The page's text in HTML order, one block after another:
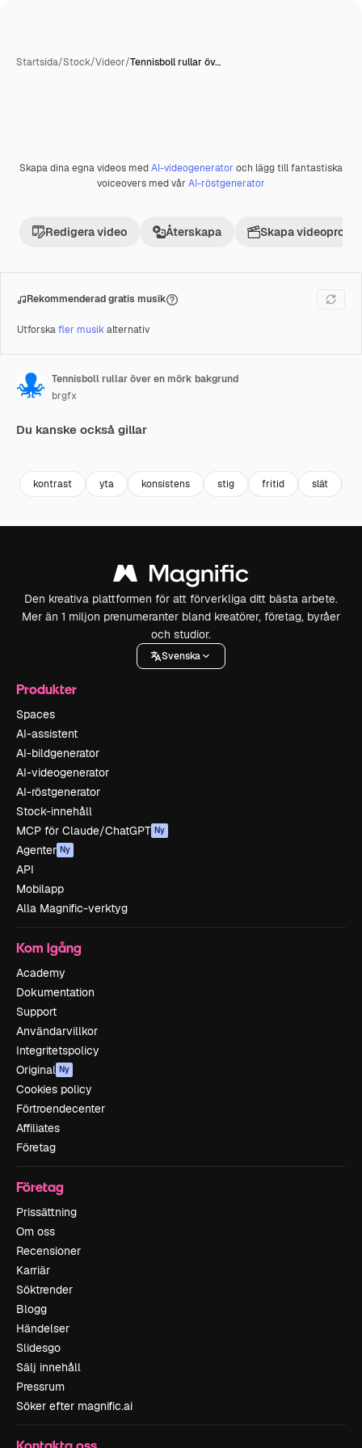
Startsida/Stock/Videor/Tennisboll rullar öv…
Premie
Skapa dina egna videos medAI-videogenerator och lägg till fantastiska
voiceovers med vår AI-röstgenerator
Redigera video Återskapa Skapa
Rekommenderad gratis musik
Utforskafler musikalternativ
Tennisboll rullar över en mörk bakgrund
brgfx
Du kanske också gillar
kontrast yta konsistens stig fritid slät
Den kreativa plattformen för att förverkliga ditt bästa arbete.
Mer än 1 miljon prenumeranter bland kreatörer, företag, byråer
och studior.
Svenska
Produkter
Spaces
AI-assistent
AI-bildgenerator
AI-videogenerator
AI-röstgenerator
Stock-innehåll
MCP för Claude/ChatGPT Ny
Agenter Ny
API
Mobilapp
Alla Magnific-verktyg
Kom igång
Academy
Dokumentation
Support
Användarvillkor
Integritetspolicy
Original Ny
Cookies policy
Förtroendecenter
Affiliates
Företag
Företag
Prissättning
Om oss
Recensioner
Karriär
Söktrender
Blogg
Händelser
Slidesgo
Sälj innehåll
Pressrum
Söker efter magnific.ai